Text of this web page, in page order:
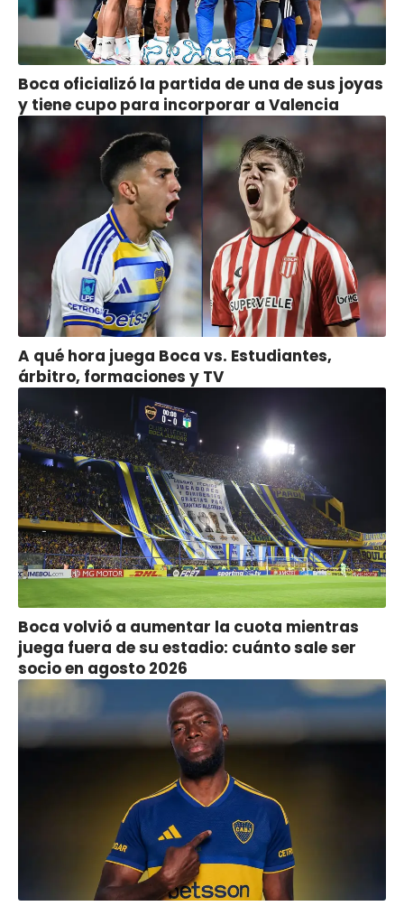
Boca oficializó la partida de una de sus joyas
y tiene cupo para incorporar a Valencia
A qué hora juega Boca vs. Estudiantes,
árbitro, formaciones y TV
Boca volvió a aumentar la cuota mientras
juega fuera de su estadio: cuánto sale ser
socio en agosto 2026